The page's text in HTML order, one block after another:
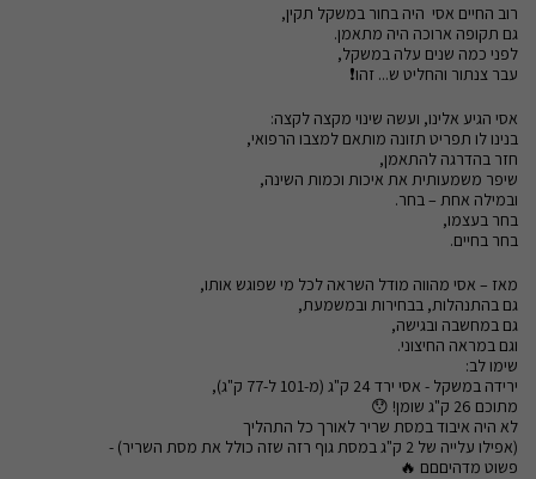
רוב החיים אסי היה בחור במשקל תקין,
גם תקופה ארוכה היה מתאמן.
לפני כמה שנים עלה במשקל,
עבר צנתור והחליט ש... זהו❗
אסי הגיע אלינו, ועשה שינוי מקצה לקצה:
בנינו לו תפריט תזונה מותאם למצבו הרפואי,
חזר בהדרגה להתאמן,
שיפר משמעותית את איכות וכמות השינה,
ובמילה אחת – בחר.
בחר בעצמו,
בחר בחיים.
מאז – אסי מהווה מודל השראה לכל מי שפוגש אותו,
גם בהתנהלות, בבחירות ובמשמעת,
גם במחשבה ובגישה,
וגם במראה החיצוני.
שימו לב:
ירידה במשקל - אסי ירד 24 ק"ג (מ-101 ל-77 ק"ג),
מתוכם 26 ק"ג שומן! 😯
לא היה איבוד במסת שריר לאורך כל התהליך
(אפילו עלייה של 2 ק"ג במסת גוף רזה שזה כולל את מסת השריר) -
פשוט מדהיםםם 🔥